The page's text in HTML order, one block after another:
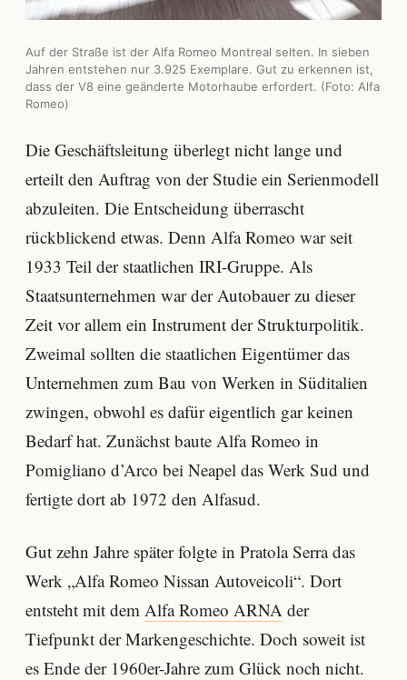
Auf der Straße ist der Alfa Romeo Montreal selten. In sieben
Jahren entstehen nur 3.925 Exemplare. Gut zu erkennen ist,
dass der V8 eine geänderte Motorhaube erfordert. (Foto: Alfa
Romeo)
Die Geschäftsleitung überlegt nicht lange und
erteilt den Auftrag von der Studie ein Serienmodell
abzuleiten. Die Entscheidung überrascht
rückblickend etwas. Denn Alfa Romeo war seit
1933 Teil der staatlichen IRI-Gruppe. Als
Staatsunternehmen war der Autobauer zu dieser
Zeit vor allem ein Instrument der Strukturpolitik.
Zweimal sollten die staatlichen Eigentümer das
Unternehmen zum Bau von Werken in Süditalien
zwingen, obwohl es dafür eigentlich gar keinen
Bedarf hat. Zunächst baute Alfa Romeo in
Pomigliano d’Arco bei Neapel das Werk Sud und
fertigte dort ab 1972 den Alfasud.
Gut zehn Jahre später folgte in Pratola Serra das
Werk „Alfa Romeo Nissan Autoveicoli“. Dort
entsteht mit dem Alfa Romeo ARNA der
Tiefpunkt der Markengeschichte. Doch soweit ist
es Ende der 1960er-Jahre zum Glück noch nicht.